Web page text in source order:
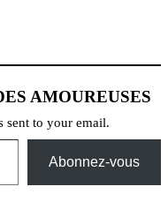
AMOUREUSES
sent to your email.
Abonnez-vous